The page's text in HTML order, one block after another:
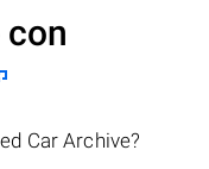
Car Archive?